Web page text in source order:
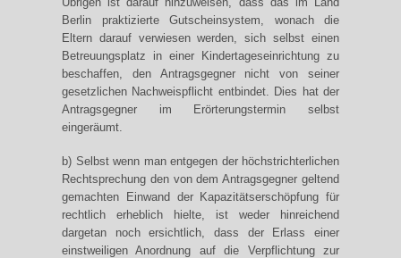
Berlin praktizierte Gutscheinsystem, wonach die
Eltern darauf verwiesen werden, sich selbst einen
Betreuungsplatz in einer Kindertageseinrichtung zu
beschaffen, den Antragsgegner nicht von seiner
gesetzlichen Nachweispflicht entbindet. Dies hat der
Antragsgegner im Erörterungstermin selbst
eingeräumt.
b) Selbst wenn man entgegen der höchstrichterlichen
Rechtsprechung den von dem Antragsgegner geltend
gemachten Einwand der Kapazitätserschöpfung für
rechtlich erheblich hielte, ist weder hinreichend
dargetan noch ersichtlich, dass der Erlass einer
einstweiligen Anordnung auf die Verpflichtung zur